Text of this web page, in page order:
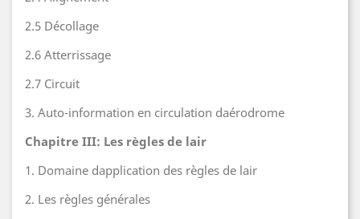
2.5 Décollage
2.6 Atterrissage
2.7 Circuit
3. Auto-information en circulation daérodrome
Chapitre III: Les règles de lair
1. Domaine dapplication des règles de lair
2. Les règles générales